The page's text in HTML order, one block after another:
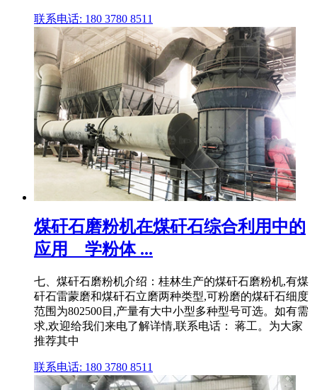
联系电话: 180 3780 8511
煤矸石磨粉机在煤矸石综合利用中的
应用 _ 学粉体 ...
七、煤矸石磨粉机介绍：桂林生产的煤矸石磨粉机,有煤
矸石雷蒙磨和煤矸石立磨两种类型,可粉磨的煤矸石细度
范围为802500目,产量有大中小型多种型号可选。如有需
求,欢迎给我们来电了解详情,联系电话： 蒋工。为大家
推荐其中
联系电话: 180 3780 8511